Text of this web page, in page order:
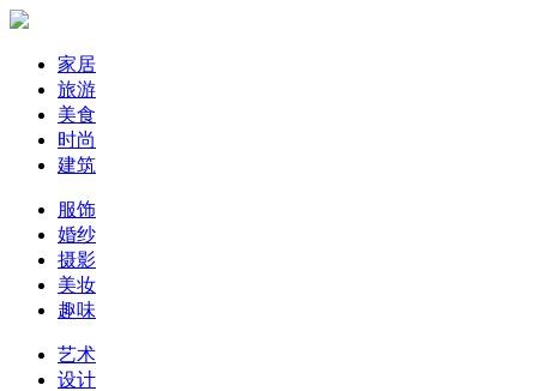
家居
旅游
美食
时尚
建筑
服饰
婚纱
摄影
美妆
趣味
艺术
设计